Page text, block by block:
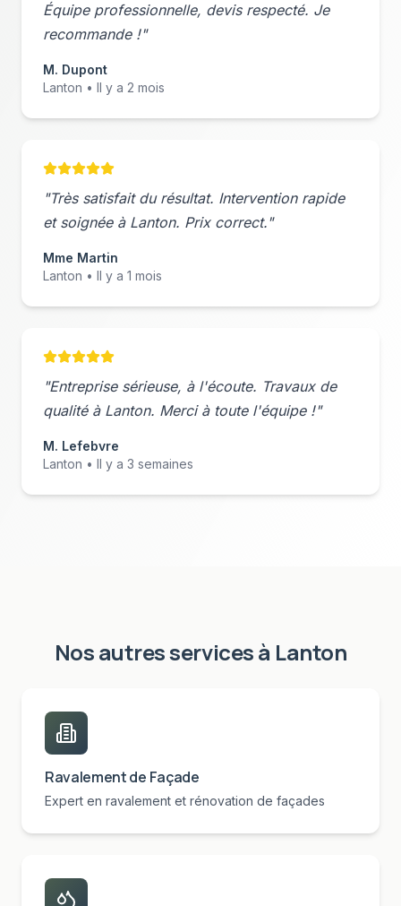
Équipe professionnelle, devis respecté. Je
recommande !"
M. Dupont
Lanton • Il y a 2 mois
"Très satisfait du résultat. Intervention rapide
et soignée à Lanton. Prix correct."
Mme Martin
Lanton • Il y a 1 mois
"Entreprise sérieuse, à l'écoute. Travaux de
qualité à Lanton. Merci à toute l'équipe !"
M. Lefebvre
Lanton • Il y a 3 semaines
Nos autres services à Lanton
Ravalement de Façade
Expert en ravalement et rénovation de façades